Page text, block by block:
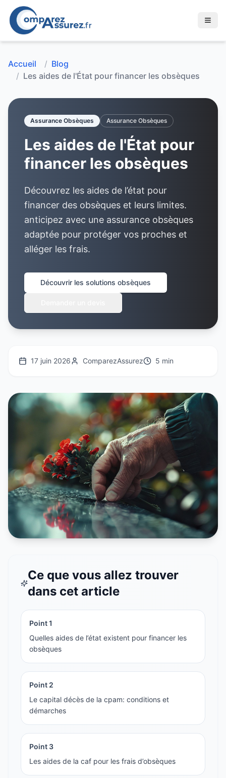
Accueil / Blog
/ Les aides de l'État pour financer les obsèques
Assurance Obsèques Assurance Obsèques
Les aides de l'État pour
financer les obsèques
Découvrez les aides de l’état pour
financer des obsèques et leurs limites.
anticipez avec une assurance obsèques
adaptée pour protéger vos proches et
alléger les frais.
Découvrir les solutions obsèques
17 juin 2026 ComparezAssurez 5 min
Ce que vous allez trouver
dans cet article
Point1
Quelles aides de l’état existent pour financer les
obsèques
Point 2
Le capital décès de la cpam: conditions et
démarches
Point 3
Les aides de la caf pour les frais d’obsèques